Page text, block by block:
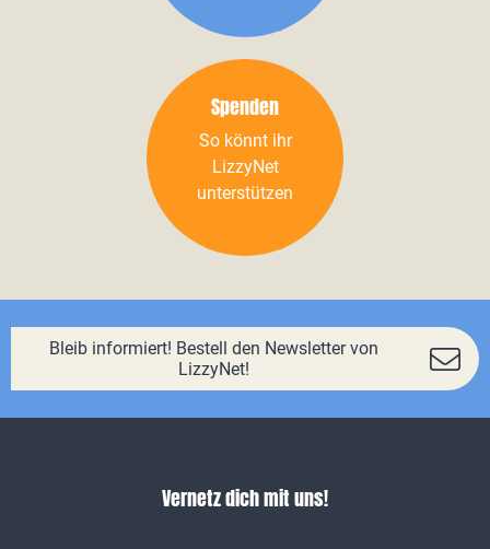
Spenden
So könnt ihr
LizzyNet
unterstützen
Bleib informiert! Bestell den Newsletter von
LizzyNet!
Vernetz dich mit uns!